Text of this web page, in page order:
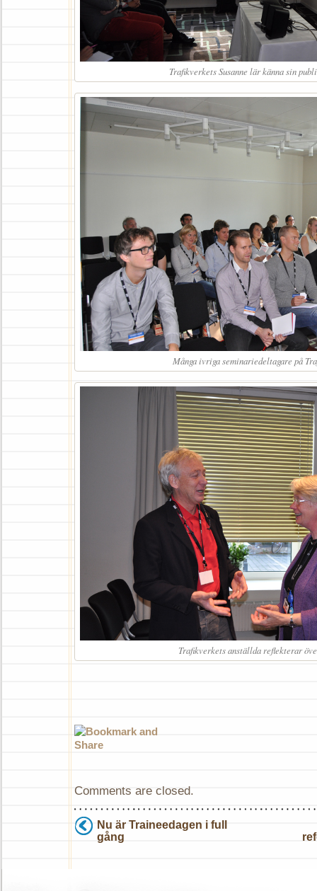
Trafikverkets Susanne lär känna sin
Många ivriga seminariedeltagare på
Trafikverkets anställda reflekterar
Comments are closed.
Nu är Traineedagen i full
gång